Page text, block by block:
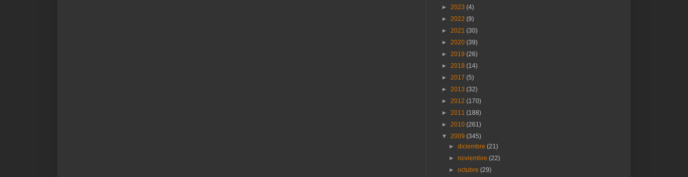
► 2023 (4)
► 2022 (9)
► 2021 (30)
► 2020 (39)
► 2019 (26)
► 2018 (14)
► 2017 (5)
► 2013 (32)
► 2012 (170)
► 2011 (188)
► 2010 (261)
▼ 2009 (345)
►diciembre(21)
►noviembre(22)
►octubre(29)